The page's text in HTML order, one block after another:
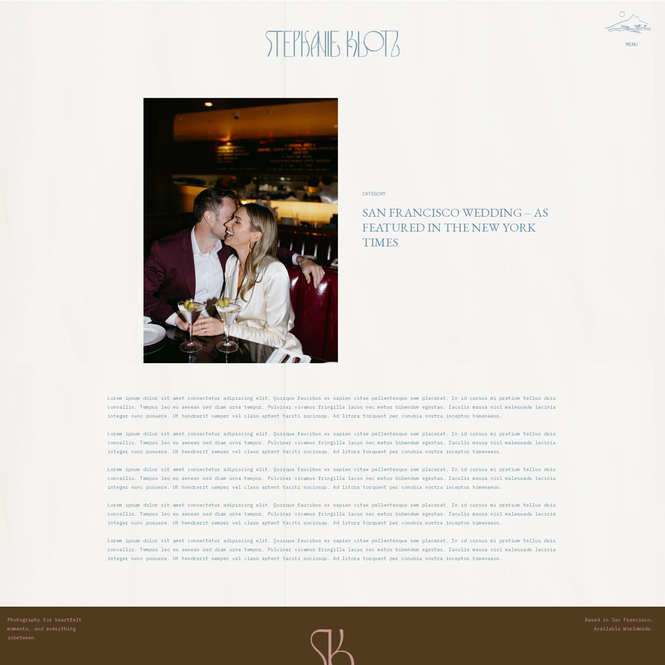
MENU
SAN FRANCISCO WEDDING – AS
FEATURED IN THE NEW YORK
TIMES
CATEGORY
Lorem ipsum dolor sit amet consectetur adipiscing elit. Quisque faucibus ex sapien vitae pellentesque sem placerat. In id cursus mi pretium tellus duis
convallis. Tempus leo eu aenean sed diam urna tempor. Pulvinar vivamus fringilla lacus nec metus bibendum egestas. Iaculis massa nisl malesuada lacinia
integer nunc posuere. Ut hendrerit semper vel class aptent taciti sociosqu. Ad litora torquent per conubia nostra inceptos himenaeos.
Lorem ipsum dolor sit amet consectetur adipiscing elit. Quisque faucibus ex sapien vitae pellentesque sem placerat. In id cursus mi pretium tellus duis
convallis. Tempus leo eu aenean sed diam urna tempor. Pulvinar vivamus fringilla lacus nec metus bibendum egestas. Iaculis massa nisl malesuada lacinia
integer nunc posuere. Ut hendrerit semper vel class aptent taciti sociosqu. Ad litora torquent per conubia nostra inceptos himenaeos.
Lorem ipsum dolor sit amet consectetur adipiscing elit. Quisque faucibus ex sapien vitae pellentesque sem placerat. In id cursus mi pretium tellus duis
convallis. Tempus leo eu aenean sed diam urna tempor. Pulvinar vivamus fringilla lacus nec metus bibendum egestas. Iaculis massa nisl malesuada lacinia
integer nunc posuere. Ut hendrerit semper vel class aptent taciti sociosqu. Ad litora torquent per conubia nostra inceptos himenaeos.
Lorem ipsum dolor sit amet consectetur adipiscing elit. Quisque faucibus ex sapien vitae pellentesque sem placerat. In id cursus mi pretium tellus duis
convallis. Tempus leo eu aenean sed diam urna tempor. Pulvinar vivamus fringilla lacus nec metus bibendum egestas. Iaculis massa nisl malesuada lacinia
integer nunc posuere. Ut hendrerit semper vel class aptent taciti sociosqu. Ad litora torquent per conubia nostra inceptos himenaeos.
Lorem ipsum dolor sit amet consectetur adipiscing elit. Quisque faucibus ex sapien vitae pellentesque sem placerat. In id cursus mi pretium tellus duis
convallis. Tempus leo eu aenean sed diam urna tempor. Pulvinar vivamus fringilla lacus nec metus bibendum egestas. Iaculis massa nisl malesuada lacinia
integer nunc posuere. Ut hendrerit semper vel class aptent taciti sociosqu. Ad litora torquent per conubia nostra inceptos himenaeos.
Based in San Francisco,
Available Worldwide.
Photography for heartfelt
moments, and everything
inbetween.